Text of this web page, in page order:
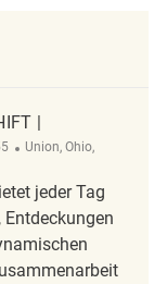
|
Ort
Union, Ohio,
jeder Tag